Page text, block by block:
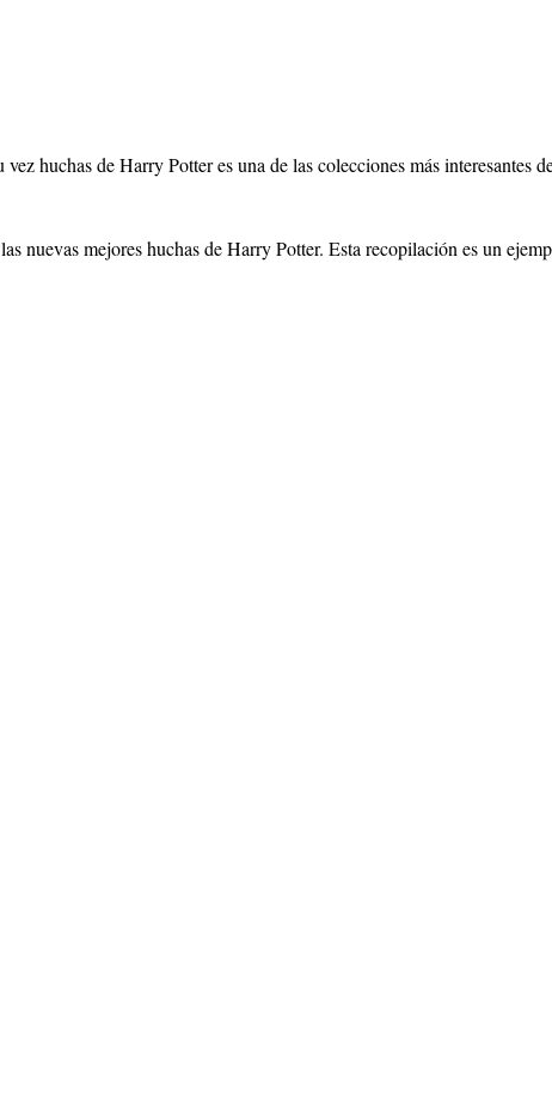
huchas de Harry Potter es una de las colecciones más
nuevas mejores huchas de Harry Potter. Esta recopilación es un